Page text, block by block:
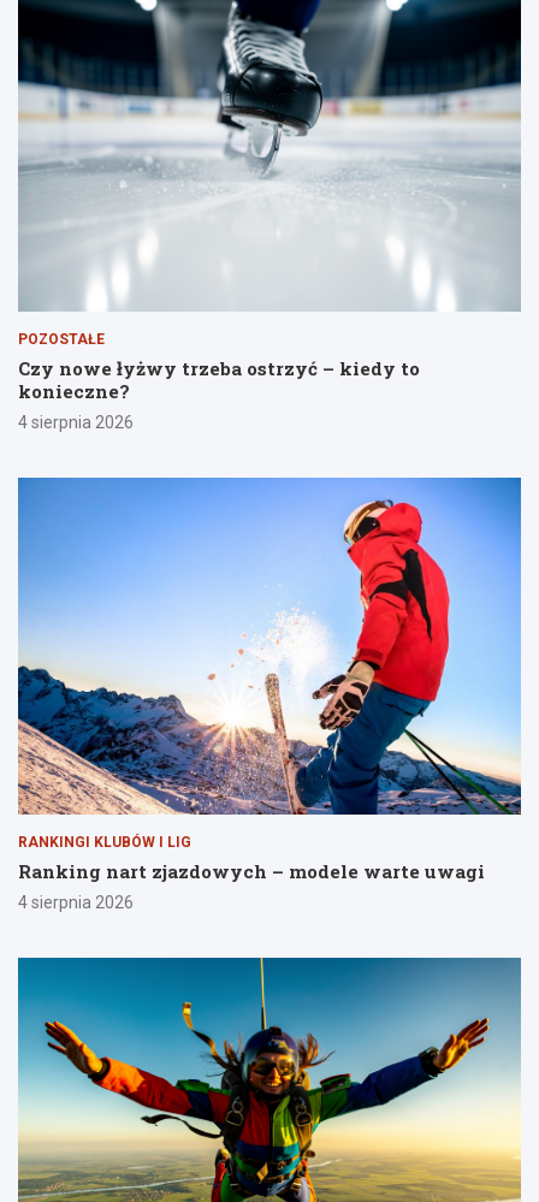
POZOSTAŁE
Czy nowe łyżwy trzeba ostrzyć – kiedy to
konieczne?
4 sierpnia 2026
RANKINGI KLUBÓW I LIG
Ranking nart zjazdowych – modele warte uwagi
4 sierpnia 2026